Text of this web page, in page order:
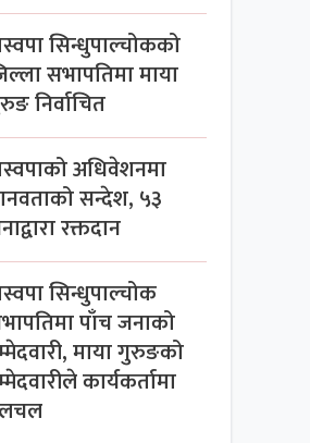
सिन्धुपाल्चोकको
सभापतिमा माया
निर्वाचित
अधिवेशनमा
सन्देश, ५३
रक्तदान
सिन्धुपाल्चोक
पाँच जनाको
माया गुरुङको
कार्यकर्तामा